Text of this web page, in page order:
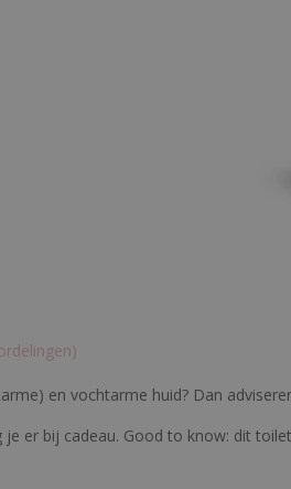
en vochtarme huid? Dan
er bij cadeau. Good to know: dit